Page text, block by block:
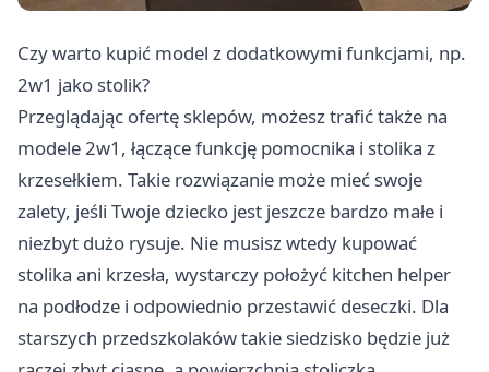
Czy warto kupić model z dodatkowymi funkcjami, np.
2w1 jako stolik?
Przeglądając ofertę sklepów, możesz trafić także na
modele 2w1, łączące funkcję pomocnika i stolika z
krzesełkiem. Takie rozwiązanie może mieć swoje
zalety, jeśli Twoje dziecko jest jeszcze bardzo małe i
niezbyt dużo rysuje. Nie musisz wtedy kupować
stolika ani krzesła, wystarczy położyć kitchen helper
na podłodze i odpowiednio przestawić deseczki. Dla
starszych przedszkolaków takie siedzisko będzie już